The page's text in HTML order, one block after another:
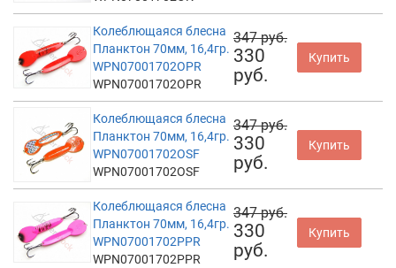
Колеблющаяся блесна
Планктон 70мм, 16,4гр.
WPN07001702OPR
WPN07001702OPR
347 руб.
330
руб.
Купить
Колеблющаяся блесна
Планктон 70мм, 16,4гр.
WPN07001702OSF
WPN07001702OSF
347 руб.
330
руб.
Купить
Колеблющаяся блесна
Планктон 70мм, 16,4гр.
WPN07001702PPR
WPN07001702PPR
347 руб.
330
руб.
Купить